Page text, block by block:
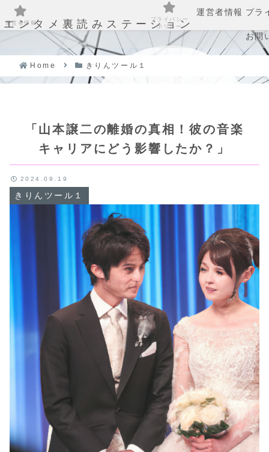
エンタメ裏読みステーション
運営者情報 プラ
お問
Home きりんツール１
「山本譲二の離婚の真相！彼の音楽
キャリアにどう影響したか？」
きりんツール１
2024.09.19
運営者情報
プライバシー
ポリシー